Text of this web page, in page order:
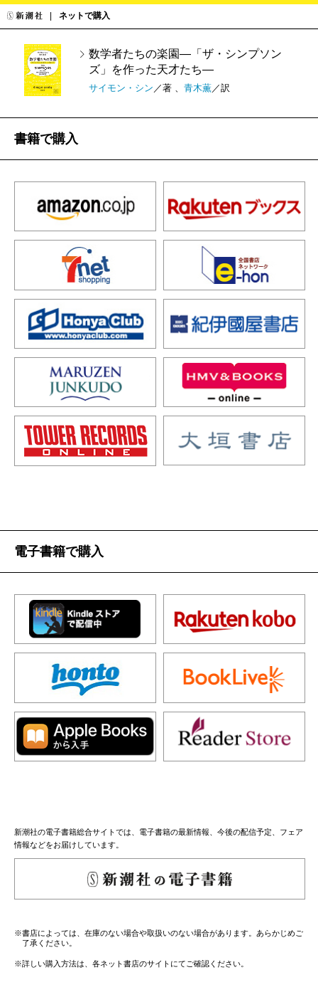
ネットで購入
数学者たちの楽園―「ザ・シンプソン
ズ」を作った天才たち―
サイモン・シン ／著 、 青木薫 ／訳
書籍で購入
電子書籍で購入
新潮社の電子書籍総合サイトでは、電子書籍の最新情報、今後の配信予定、フェア
情報などをお届けしています。
※書店によっては、在庫のない場合や取扱いのない場合があります。あらかじめご
了承ください。
※詳しい購入方法は、各ネット書店のサイトにてご確認ください。